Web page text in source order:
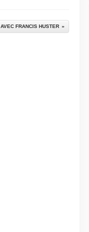
AVEC FRANCIS HUSTER